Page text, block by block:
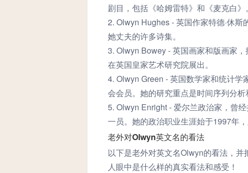
剧目，包括《哈姆雷特》和《麦克白》。
2. Olwyn Hughes - 英国作家特德·休
她丈夫的许多诗集。
3. Olwyn Bowey - 英国画家和版画家
在英国皇家艺术研究院展出。
4. Olwyn Green - 英国数学家和统计
会会员。她的研究重点是时间序列分析
5. Olwyn Enright - 爱尔兰政治家，曾
一员。她的政治职业生涯始于1997年，
老外对Olwyn英文名的看法
以下是老外对英文名Olwyn的看法，
人眼中是什么样的真实看法和感受！